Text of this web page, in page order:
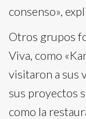
consenso»,
Otros grupos
Viva, como
visitaron a sus
sus proyectos
como la